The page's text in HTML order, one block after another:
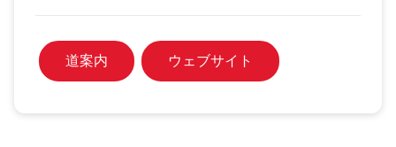
道案内 ウェブサイト